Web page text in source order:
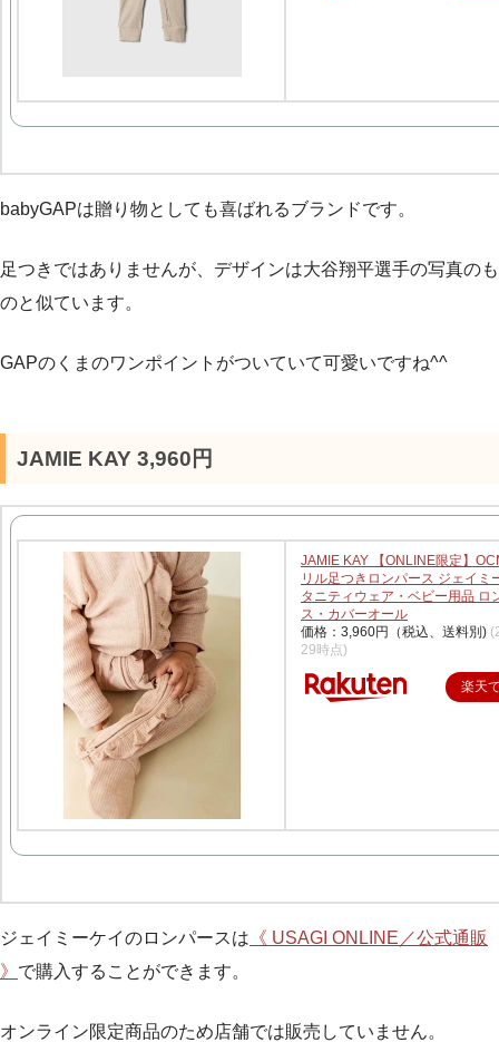
babyGAPは贈り物としても喜ばれるブランドです。
足つきではありませんが、デザインは大谷翔平選手の写真のも
のと似ています。
GAPのくまのワンポイントがついていて可愛いですね^^
JAMIE KAY 3,960円
JAMIE KAY 【ONLINE限定】
リル足つきロンパース ジェイミ
タニティウェア・ベビー用品 ロ
ス・カバーオール
価格：3,960円（税込、送料別)
29時点)
楽天
ジェイミーケイのロンパースは 《 USAGI ONLINE／公式通販
》 で購入することができます。
オンライン限定商品のため店舗では販売していません。